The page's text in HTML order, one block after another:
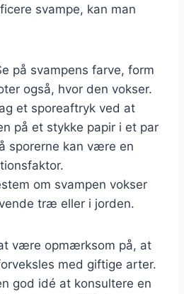
svampe, kan man
på svampens farve, form
også, hvor den vokser.
et sporeaftryk ved at
på et stykke papir i et par
sporerne kan være en
om svampen vokser
træ eller i jorden.
være opmærksom på, at
med giftige arter.
god idé at konsultere en